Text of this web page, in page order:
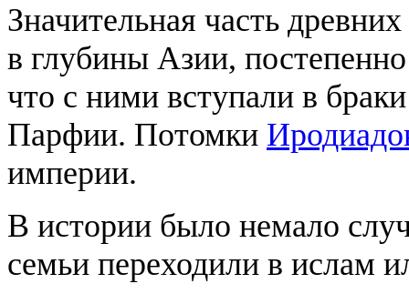
Значительная часть
в глубины Азии,
что с ними вступали в
Парфии. Потомки
империи.
В истории было немало
семьи переходили в ислам